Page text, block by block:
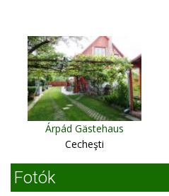
Árpád Gästehaus
Cecheşti
Fotók